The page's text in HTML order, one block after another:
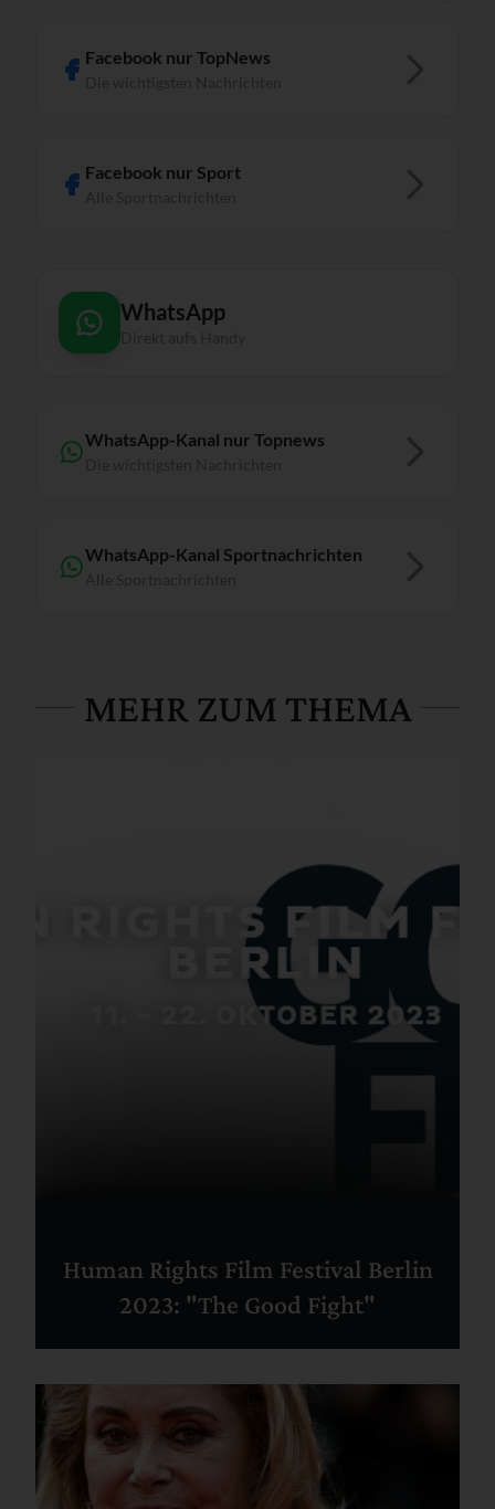
Facebook nur TopNews
Facebook nur Sport
WhatsApp
WhatsApp-Kanal nur Topnews
WhatsApp-Kanal Sportnachrichten
MEHR ZUM THEMA
Human Rights Film Festival Berlin
2023: "The Good Fight"